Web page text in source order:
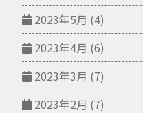
2023年5月 (4)
2023年4月 (6)
2023年3月 (7)
2023年2月 (7)